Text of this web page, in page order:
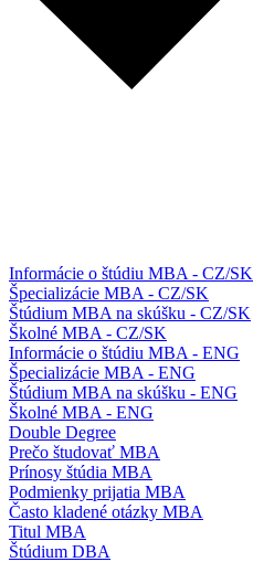
Informácie o štúdiu MBA - CZ/SK
Špecializácie MBA - CZ/SK
Štúdium MBA na skúšku - CZ/SK
Školné MBA - CZ/SK
Informácie o štúdiu MBA - ENG
Špecializácie MBA - ENG
Štúdium MBA na skúšku - ENG
Školné MBA - ENG
Double Degree
Prečo študovať MBA
Prínosy štúdia MBA
Podmienky prijatia MBA
Často kladené otázky MBA
Titul MBA
Štúdium DBA